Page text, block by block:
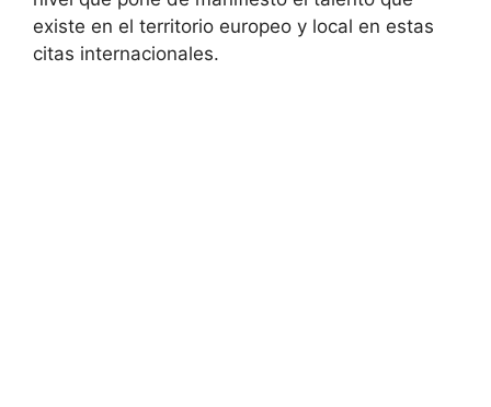
existe en el territorio europeo y local en estas
citas internacionales.